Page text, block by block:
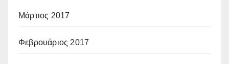
Μάρτιος 2017
Φεβρουάριος 2017